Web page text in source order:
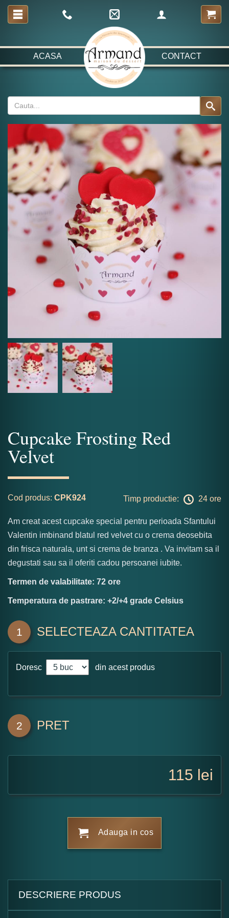
ACASA CONTACT
Cupcake Frosting Red
Velvet
Cod produs: CPK924 Timp productie: 24 ore
Am creat acest cupcake special pentru perioada Sfantului
Valentin imbinand blatul red velvet cu o crema deosebita
din frisca naturala, unt si crema de branza . Va invitam sa il
degustati sau sa il oferiti cadou persoanei iubite.
Termen de valabilitate: 72 ore
Temperatura de pastrare: +2/+4 grade Celsius
1 SELECTEAZA CANTITATEA
Doresc din acest produs
2 PRET
115 lei
Adauga in cos
DESCRIERE PRODUS